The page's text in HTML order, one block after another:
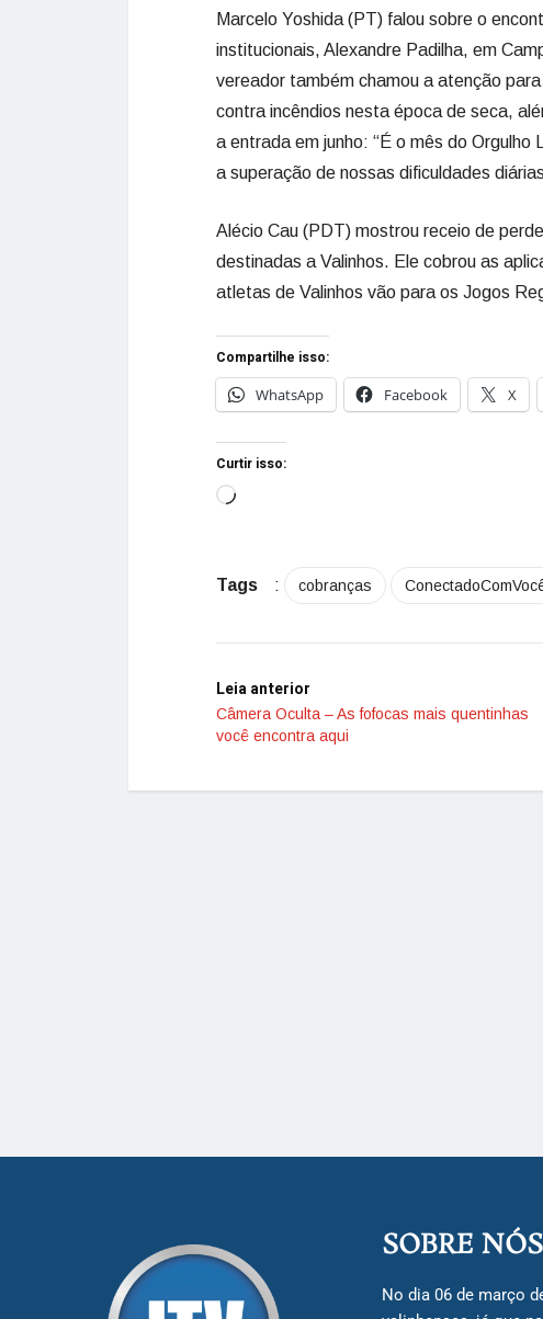
Marcelo Yoshida (PT) falou sobre o
institucionais, Alexandre Padilha, em
vereador também chamou a atenção
contra incêndios nesta época de seca,
a entrada em junho: “É o mês do
a superação de nossas dificuldades
Alécio Cau (PDT) mostrou receio de
destinadas a Valinhos. Ele cobrou as
atletas de Valinhos vão para os Jogos
Compartilhe isso:
WhatsApp
Facebook X
Curtir isso:
Tags : cobranças
Leia anterior
Câmera Oculta – As fofocas mais quentinhas
você encontra aqui
SOBRE NÓS
No dia 06 de março